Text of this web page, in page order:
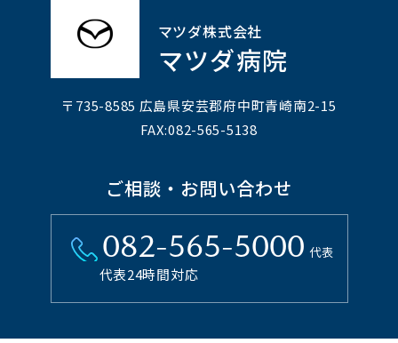
マツダ株式会社
マツダ病院
〒735-8585 広島県安芸郡府中町⻘崎南2-15
FAX:082-565-5138
ご相談・お問い合わせ
082-565-5000 代表
代表24時間対応